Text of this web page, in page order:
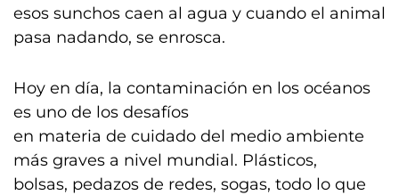
esos sunchos caen al agua y cuando el animal
pasa nadando, se enrosca.
Hoy en día, la contaminación en los océanos
es uno de los desafíos
en materia de cuidado del medio ambiente
más graves a nivel mundial. Plásticos,
bolsas, pedazos de redes, sogas, todo lo que